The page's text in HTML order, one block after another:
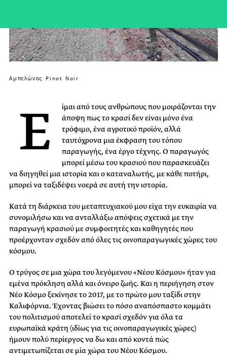
Αμπελώνας Pinot Noir
Ε
ίμαι από τους ανθρώπους που μοιράζονται την
άποψη πως το κρασί δεν είναι μόνο ένα
τρόφιμο, ένα αγροτικό προϊόν, αλλά
ταυτόχρονα μια έκφραση του τόπου
παραγωγής, ένα έργο τέχνης. Ο παραγωγός
μπορεί μέσω του κρασιού που παρασκευάζει
να διηγηθεί μια ιστορία και ο καταναλωτής, με κάθε ποτήρι,
μπορεί να ταξιδέψει νοερά σε αυτή την ιστορία.
Κατά τη διάρκεια του μεταπτυχιακού μου είχα την ευκαιρία να
συνομιλήσω και να ανταλλάξω απόψεις σχετικά με την
παραγωγή κρασιού με συμφοιτητές και καθηγητές που
προέρχονταν σχεδόν από όλες τις οινοπαραγωγικές χώρες του
κόσμου.
Ο τρύγος σε μια χώρα του λεγόμενου «Νέου Κόσμου» ήταν για
εμένα πρόκληση αλλά και όνειρο ζωής. Και η περιήγηση στον
Νέο Κόσμο ξεκίνησε το 2017, με το πρώτο μου ταξίδι στην
Καλιφόρνια. Έχοντας βιώσει το πόσο αναπόσπαστο κομμάτι
του πολιτισμού αποτελεί το κρασί σχεδόν για όλα τα
ευρωπαϊκά κράτη (ιδίως για τις οινοπαραγωγικές χώρες)
ήμουν πολύ περίεργος να δω και από κοντά πώς
αντιμετωπίζεται σε μία χώρα του Νέου Κόσμου.